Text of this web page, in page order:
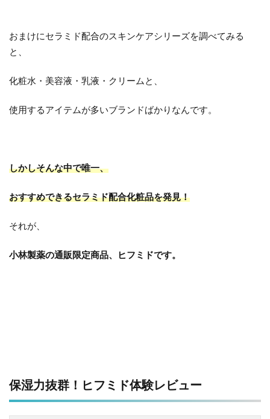
おまけにセラミド配合のスキンケアシリーズを調べてみる
と、
化粧水・美容液・乳液・クリームと、
使用するアイテムが多いブランドばかりなんです。
しかしそんな中で唯一、
おすすめできるセラミド配合化粧品を発見！
それが、
小林製薬の通販限定商品、ヒフミドです。
保湿力抜群！ヒフミド体験レビュー